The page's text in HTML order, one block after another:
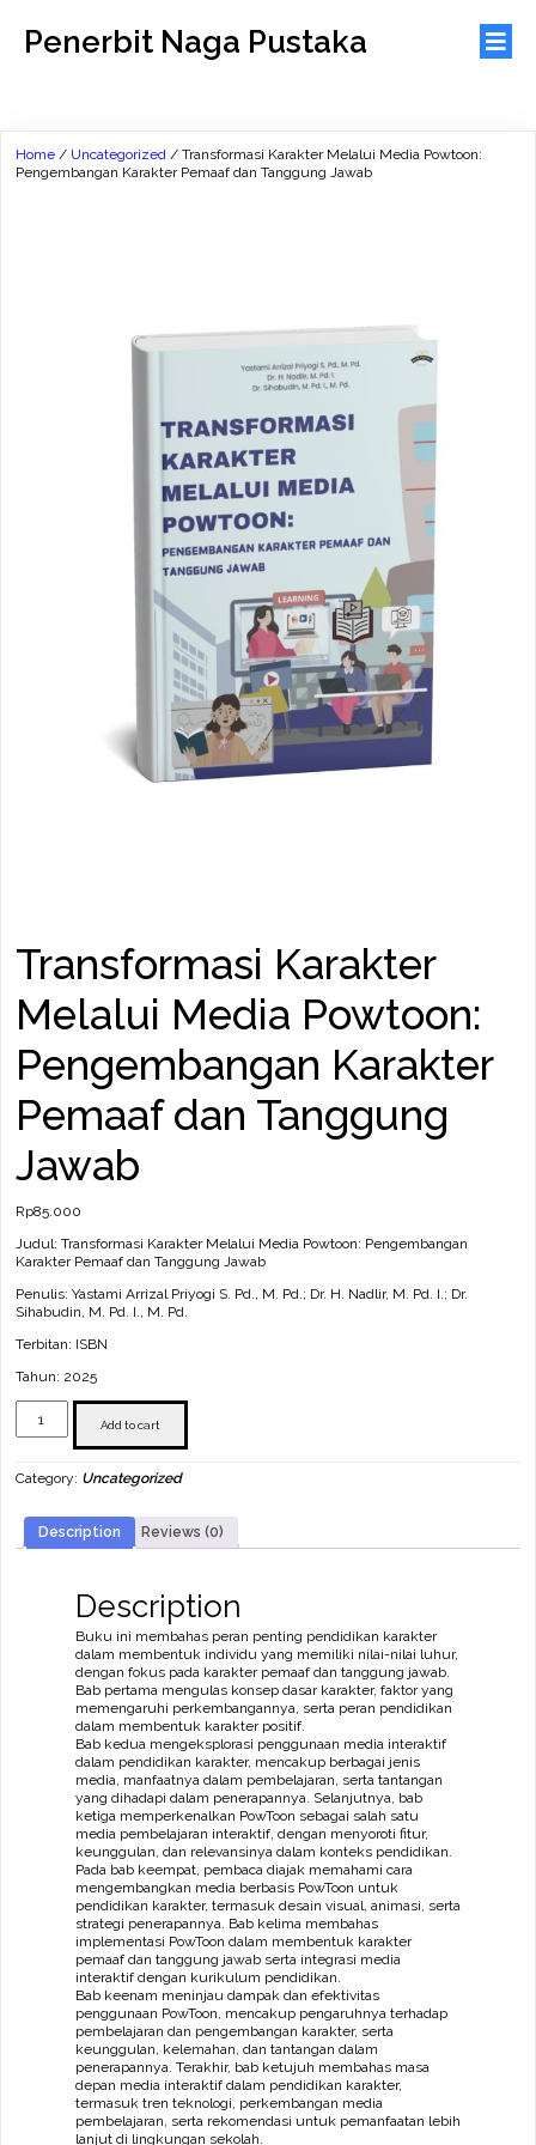
Penerbit Naga Pustaka
Home / Uncategorized / Transformasi Karakter Melalui Media Powtoon:
Pengembangan Karakter Pemaaf dan Tanggung Jawab
Transformasi Karakter
Melalui Media Powtoon:
Pengembangan Karakter
Pemaaf dan Tanggung
Jawab
Rp85.000
Judul: Transformasi Karakter Melalui Media Powtoon: Pengembangan
Karakter Pemaaf dan Tanggung Jawab
Penulis: Yastami Arrizal Priyogi S. Pd., M. Pd.; Dr. H. Nadlir, M. Pd. I.; Dr.
Sihabudin, M. Pd. I., M. Pd.
Terbitan: ISBN
Tahun: 2025
Transformasi
Karakter
Powtoon:
Karakter
Pemaaf
dan
Add to cart
Category: Uncategorized
Description Reviews (0)
Description
Buku ini membahas peran penting pendidikan karakter
dalam membentuk individu yang memiliki nilai-nilai luhur,
dengan fokus pada karakter pemaaf dan tanggung jawab.
Bab pertama mengulas konsep dasar karakter, faktor yang
memengaruhi perkembangannya, serta peran pendidikan
dalam membentuk karakter positif.
Bab kedua mengeksplorasi penggunaan media interaktif
dalam pendidikan karakter, mencakup berbagai jenis
media, manfaatnya dalam pembelajaran, serta tantangan
yang dihadapi dalam penerapannya. Selanjutnya, bab
ketiga memperkenalkan PowToon sebagai salah satu
media pembelajaran interaktif, dengan menyoroti fitur,
keunggulan, dan relevansinya dalam konteks pendidikan.
Pada bab keempat, pembaca diajak memahami cara
mengembangkan media berbasis PowToon untuk
pendidikan karakter, termasuk desain visual, animasi, serta
strategi penerapannya. Bab kelima membahas
implementasi PowToon dalam membentuk karakter
pemaaf dan tanggung jawab serta integrasi media
interaktif dengan kurikulum pendidikan.
Bab keenam meninjau dampak dan efektivitas
penggunaan PowToon, mencakup pengaruhnya terhadap
pembelajaran dan pengembangan karakter, serta
keunggulan, kelemahan, dan tantangan dalam
penerapannya. Terakhir, bab ketujuh membahas masa
depan media interaktif dalam pendidikan karakter,
termasuk tren teknologi, perkembangan media
pembelajaran, serta rekomendasi untuk pemanfaatan lebih
lanjut di lingkungan sekolah.